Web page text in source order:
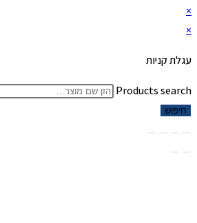
עגלת קניות
Products search
חיפוש